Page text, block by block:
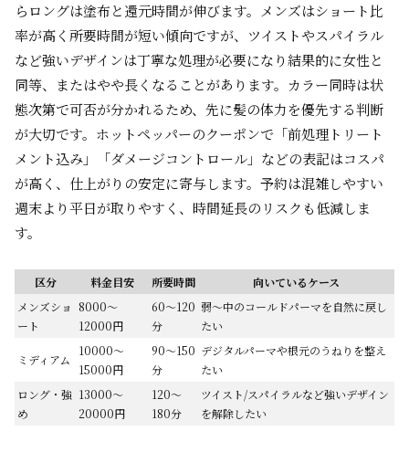
らロングは塗布と還元時間が伸びます。メンズはショート比
率が高く所要時間が短い傾向ですが、ツイストやスパイラル
など強いデザインは丁寧な処理が必要になり結果的に女性と
同等、またはやや長くなることがあります。カラー同時は状
態次第で可否が分かれるため、先に髪の体力を優先する判断
が大切です。ホットペッパーのクーポンで「前処理トリート
メント込み」「ダメージコントロール」などの表記はコスパ
が高く、仕上がりの安定に寄与します。予約は混雑しやすい
週末より平日が取りやすく、時間延長のリスクも低減しま
す。
区分 料金目安 所要時間
向いているケース
メンズショ
ート
8000〜
12000円
60〜120
分
弱〜中のコールドパーマを自然に戻し
たい
ミディアム
10000〜
15000円
90〜150
分
デジタルパーマや根元のうねりを整え
たい
ロング・強
め
13000〜
20000円
120〜
180分
ツイスト/スパイラルなど強いデザイン
を解除したい